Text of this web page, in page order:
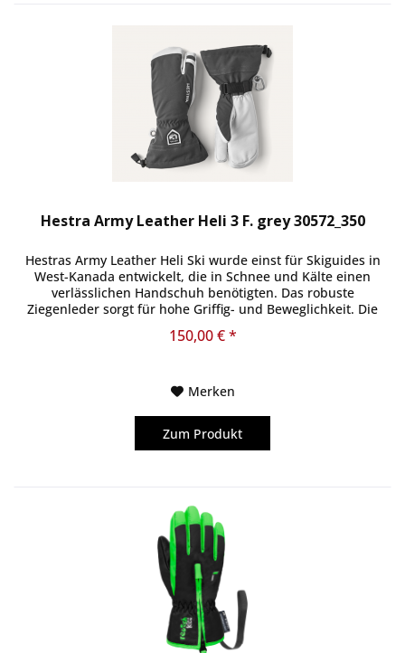
Hestra Army Leather Heli 3 F. grey 30572_350
Hestras Army Leather Heli Ski wurde einst für Skiguides in
West-Kanada entwickelt, die in Schnee und Kälte einen
verlässlichen Handschuh benötigten. Das robuste
Ziegenleder sorgt für hohe Griffig- und Beweglichkeit. Die
150,00 € *
Merken
Zum Produkt